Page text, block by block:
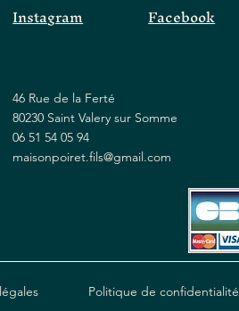
Instagram Facebook
46 Rue de la Ferté
80230 Saint Valery sur Somme
06 51 54 05 94
maisonpoiret.fils@gmail.com
Politique de confidentialité